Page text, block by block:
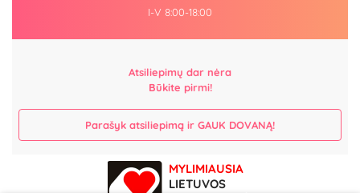
I-V 8:00-18:00
Atsiliepimų dar nėra
Būkite pirmi!
Parašyk atsiliepimą ir GAUK DOVANĄ!
MYLIMIAUSIA
LIETUVOS